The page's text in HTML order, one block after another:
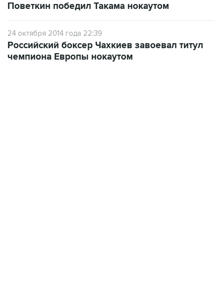
Поветкин победил Такама нокаутом
24 октября 2014 года 22:39
Российский боксер Чахкиев завоевал титул
чемпиона Европы нокаутом